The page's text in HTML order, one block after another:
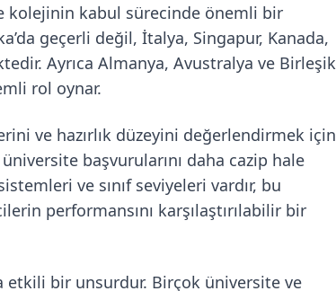
kolejinin kabul sürecinde önemli bir
geçerli değil, İtalya, Singapur, Kanada,
Ayrıca Almanya, Avustralya ve Birleşik
rol oynar.
ve hazırlık düzeyini değerlendirmek için
başvurularını daha cazip hale
ve sınıf seviyeleri vardır, bu
performansını karşılaştırılabilir bir
etkili bir unsurdur. Birçok üniversite ve